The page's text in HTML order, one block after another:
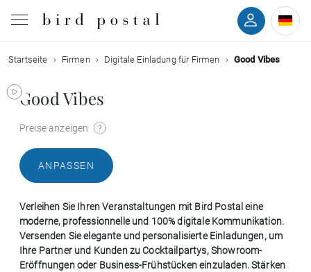
Hochzeit
Geburt
Kommunion
Trauer
Geburtstag
Startseite Firmen Digitale Einladung für Firmen Good Vibes
Good Vibes
Preise anzeigen
ANPASSEN
Verleihen Sie Ihren Veranstaltungen mit Bird Postal eine
moderne, professionnelle und 100% digitale Kommunikation.
Versenden Sie elegante und personalisierte Einladungen, um
Ihre Partner und Kunden zu Cocktailpartys, Showroom-
Eröffnungen oder Business-Frühstücken einzuladen. Stärken